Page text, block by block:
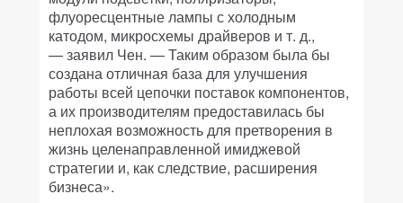
флуоресцентные лампы с холодным
катодом, микросхемы драйверов и т. д.,
— заявил Чен. — Таким образом была бы
создана отличная база для улучшения
работы всей цепочки поставок компонентов,
а их производителям предоставилась бы
неплохая возможность для претворения в
жизнь целенаправленной имиджевой
стратегии и, как следствие, расширения
бизнеса».